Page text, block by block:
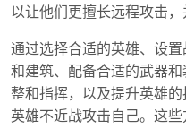
以让他们更擅长远程攻击，
通过选择合适的英雄、设
和建筑、配备合适的武器
整和指挥，以及提升英雄
英雄不近战攻击自己。这